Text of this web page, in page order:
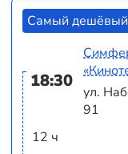
Самый дешёвый
18:30
12 ч
ул.
91